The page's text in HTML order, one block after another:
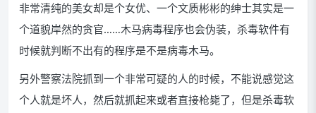
非常清纯的美女却是个女优、一个文质彬彬的绅士其实是一
个道貌岸然的贪官……木马病毒程序也会伪装，杀毒软件有
时候就判断不出有的程序是不是病毒木马。
另外警察法院抓到一个非常可疑的人的时候，不能说感觉这
个人就是坏人，然后就抓起来或者直接枪毙了，但是杀毒软